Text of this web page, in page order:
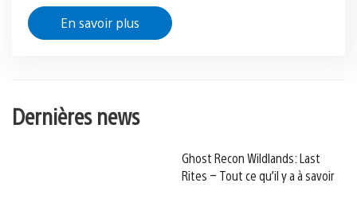
En savoir plus
Dernières news
Ghost Recon Wildlands: Last
Rites – Tout ce qu’il y a à savoir